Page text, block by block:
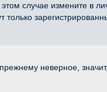
случае измените в
только
неверное,